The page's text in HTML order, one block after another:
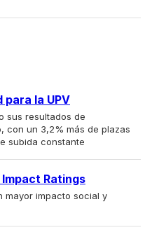
la UPV
sus resultados de
con un 3,2% más de plazas
subida constante
Ratings
mayor impacto social y